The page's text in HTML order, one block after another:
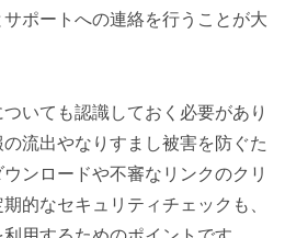
ポートへの連絡を行うことが大
いても認識しておく必要があり
流出やなりすまし被害を防ぐた
ンロードや不審なリンクのクリ
的なセキュリティチェックも、